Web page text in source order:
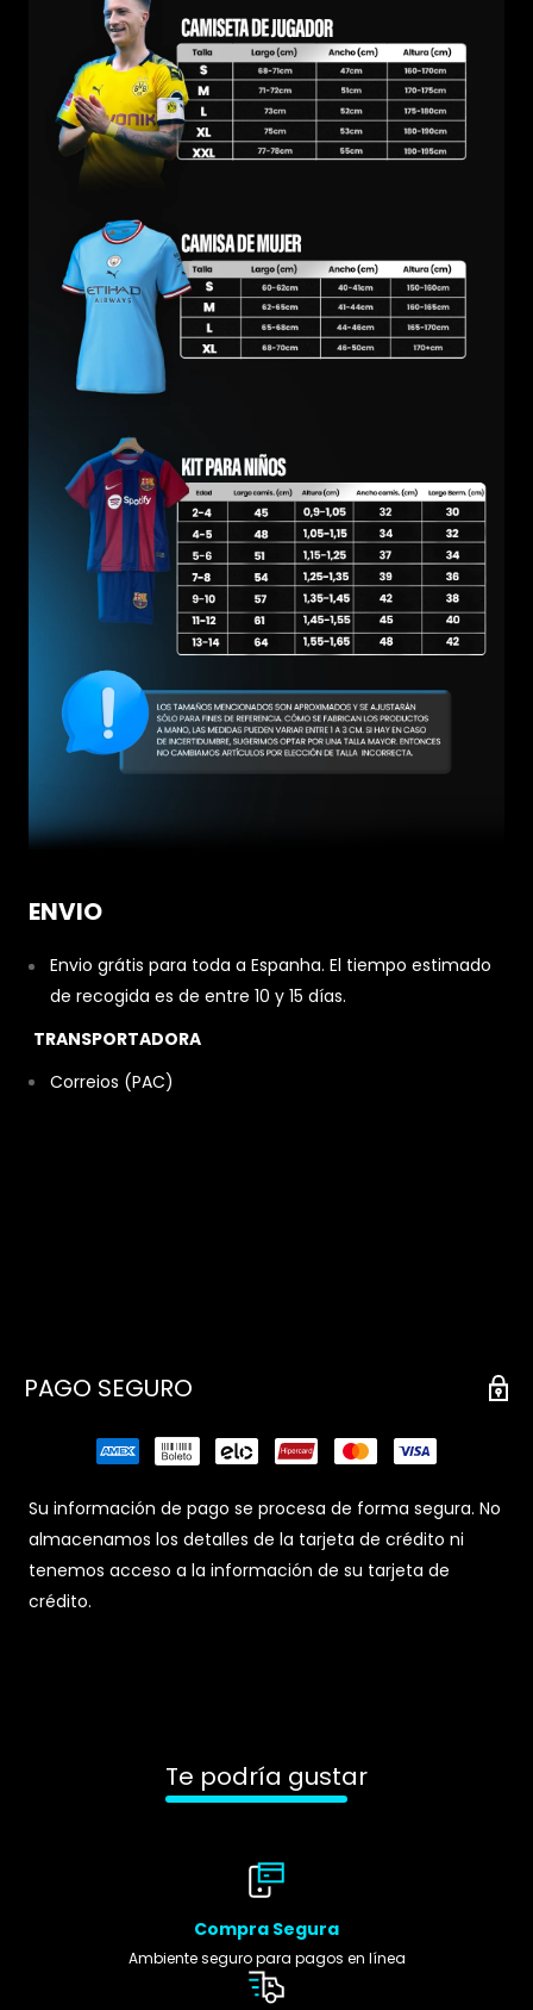
ENVIO
Envio grátis para toda a Espanha. El tiempo estimado
de recogida es de entre 10 y 15 días.
TRANSPORTADORA
Correios (PAC)
PAGO SEGURO
Su información de pago se procesa de forma segura. No
almacenamos los detalles de la tarjeta de crédito ni
tenemos acceso a la información de su tarjeta de
crédito.
Te podría gustar
Compra Segura
Ambiente seguro para pagos en línea